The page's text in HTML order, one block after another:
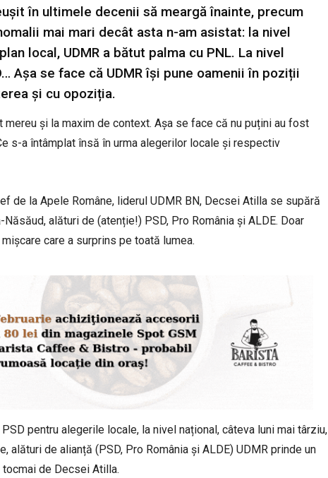
în ultimele decenii să meargă înainte, precum
mai mari decât asta n-am asistat: la nivel
local, UDMR a bătut palma cu PNL. La nivel
Așa se face că UDMR își pune oamenii în poziții
și cu opoziția.
mereu și la maxim de context. Așa se face că nu puțini au fost
s-a întâmplat însă în urma alegerilor locale și respectiv
de la Apele Române, liderul UDMR BN, Decsei Atilla se supără
alături de (atenție!) PSD, Pro România și ALDE. Doar
care a surprins pe toată lumea.
pentru alegerile locale, la nivel național, câteva luni mai târziu,
alături de alianță (PSD, Pro România și ALDE) UDMR prinde un
de Decsei Atilla.